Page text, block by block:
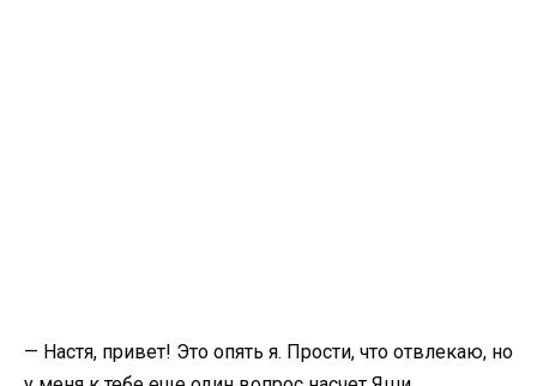
— Настя, привет! Это опять я. Прости, что отвлекаю, но